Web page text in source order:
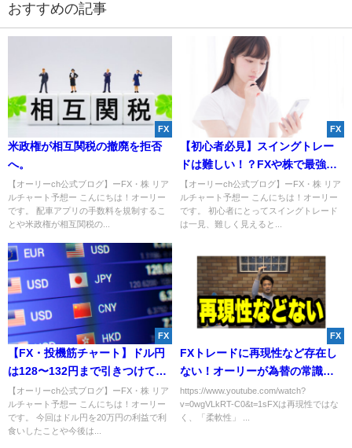
おすすめの記事
FX
米政権が相互関税の撤廃を拒否
へ。
【オーリーch公式ブログ】ーFX・株 リア
ルチャート予想ー こんにちは！オーリー
です。 配車アプリの手数料を規制するこ
とや米政権が相互関税の...
FX
【初心者必見】スイングトレー
ドは難しい！？FXや株で最強の
狙い目とは？
【オーリーch公式ブログ】ーFX・株 リア
ルチャート予想ー こんにちは！オーリー
です。 初心者にとってスイングトレード
は一見、難しく見えると...
FX
【FX・投機筋チャート】ドル円
は128〜132円まで引きつけて再
度ロングか。今後はドル安円高
相場となる？
【オーリーch公式ブログ】ーFX・株 リア
ルチャート予想ー こんにちは！オーリー
です。 今回はドル円を20万円の利益で利
食いしたことや今後は...
FX
FXトレードに再現性など存在し
ない！オーリーが為替の常識を
覆す！
https://www.youtube.com/watch?
v=0wgVLkRT-C0&t=1sFXは再現性ではな
く、「柔軟性」 ...